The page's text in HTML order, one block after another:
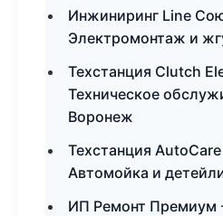
Инжиниринг Line
Электромонтаж и
Техстанция Clutch
Техническое
Воронеж
Техстанция
Автомойка и
ИП Ремонт Премиум